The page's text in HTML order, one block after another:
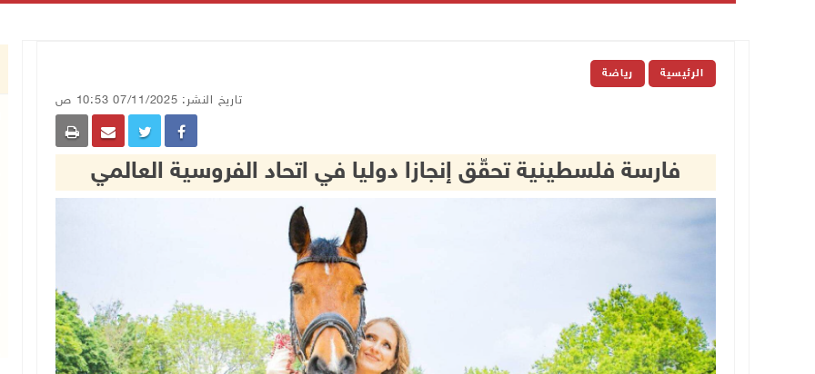
الرئيسية رياضة
تاريخ النشر: 07/11/2025 10:53 ص
فارسة فلسطينية تحقّق إنجازا دوليا في اتحاد الفروسية العالمي